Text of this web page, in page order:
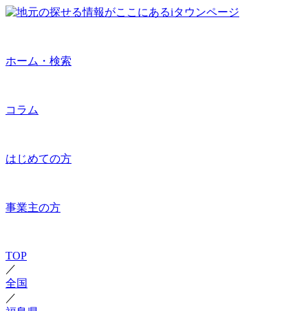
ホーム・検索
コラム
はじめての方
事業主の方
TOP
／
全国
／